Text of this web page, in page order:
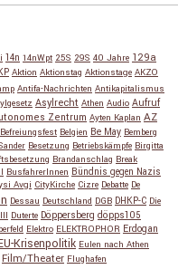
14n 14nWpt 25S 29S 40 Jahre 129a
Aktion Aktionstag Aktionstage AKZO
Antifa-Nachrichten Antikapitalismus
Asylrecht Athen Audio Aufruf
Zentrum Ayten Kaplan AZ
Befreiungsfest Belgien Be May Bemberg
Besetzung Betriebskämpfe Birgitta
Brandanschlag Break
BusfahrerInnen Bündnis gegen Nazis
Avgi CityKirche Cizre Debatte De
Dessau Deutschland DGB DHKP-C Die
Duterte Döppersberg döpps105
Elektro ELEKTROPHOR Erdogan
Krisenpolitik Eulen nach Athen
Film/Theater Flughafen